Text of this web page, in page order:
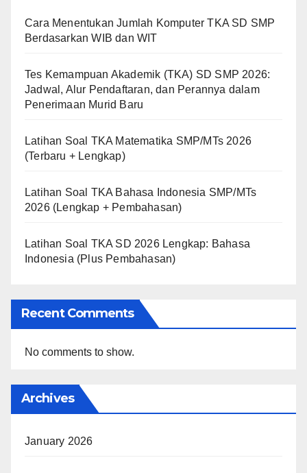
Cara Menentukan Jumlah Komputer TKA SD SMP
Berdasarkan WIB dan WIT
Tes Kemampuan Akademik (TKA) SD SMP 2026:
Jadwal, Alur Pendaftaran, dan Perannya dalam
Penerimaan Murid Baru
Latihan Soal TKA Matematika SMP/MTs 2026
(Terbaru + Lengkap)
Latihan Soal TKA Bahasa Indonesia SMP/MTs
2026 (Lengkap + Pembahasan)
Latihan Soal TKA SD 2026 Lengkap: Bahasa
Indonesia (Plus Pembahasan)
Recent Comments
No comments to show.
Archives
January 2026